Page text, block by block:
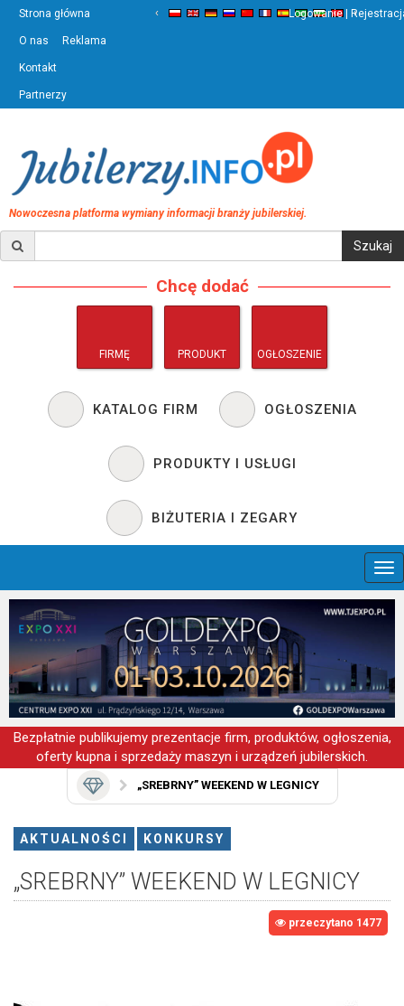
Strona główna
O nas Reklama
Kontakt
Partnerzy
‹ ›
Logowanie |
Nowoczesna platforma wymiany informacji branży jubilerskiej.
Chcę dodać
FIRMĘ PRODUKT OGŁOSZENIE
KATALOG FIRM OGŁOSZENIA
PRODUKTY I USŁUGI
BIŻUTERIA I ZEGARY
Bezpłatnie publikujemy prezentacje firm, produktów, ogłoszenia,
oferty kupna i sprzedaży maszyn i urządzeń jubilerskich.
„SREBRNY” WEEKEND W LEGNICY
AKTUALNOŚCI KONKURSY
„SREBRNY” WEEKEND W LEGNICY
przeczytano 1477